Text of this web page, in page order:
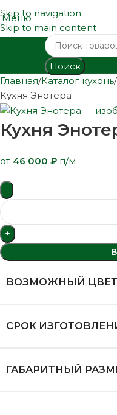
Skip to navigation
Skip to main content
Меню
Поиск
Главная Каталог кухонь
Кухня Энотера
Кухня
от 46 000 ₽ п/м
ВОЗМОЖНЫЙ ЦВЕТ
СРОК
ГАБАРИТНЫЙ